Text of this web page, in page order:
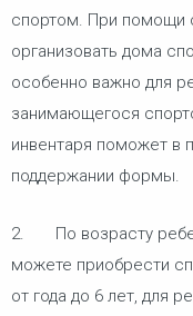
спортом. При помощи
организовать дома
особенно важно для
занимающегося
инвентаря поможет в
поддержании формы.
2. По возрасту
можете приобрести
от года до 6 лет, для